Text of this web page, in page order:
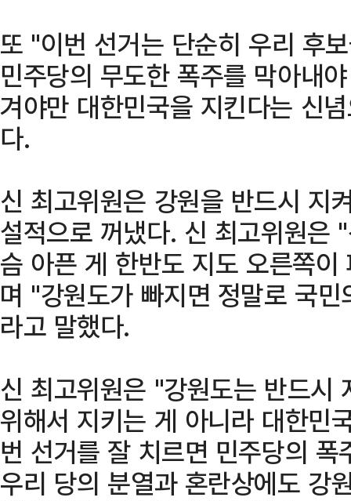
또 "이번 선거는 단순히 우리 후
민주당의 무도한 폭주를 막아내
겨야만 대한민국을 지킨다는 신
다.
신 최고위원은 강원을 반드시 지
설적으로 꺼냈다. 신 최고위원은
슴 아픈 게 한반도 지도 오른쪽
며 "강원도가 빠지면 정말로 국
라고 말했다.
신 최고위원은 "강원도는 반드시
위해서 지키는 게 아니라 대한민
번 선거를 잘 치르면 민주당의
우리 당의 분열과 혼란상에도 강